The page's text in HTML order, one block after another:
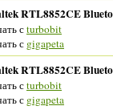
RTL8852CE
сturbobit
с gigapeta
RTL8852CE
сturbobit
с gigapeta